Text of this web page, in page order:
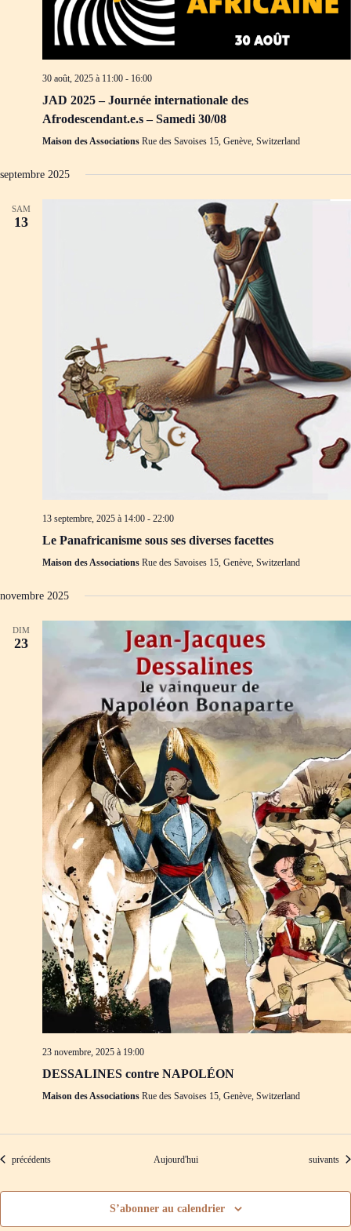
30 août, 2025 à 11:00 - 16:00
JAD 2025 – Journée internationale des
Afrodescendant.e.s – Samedi 30/08
Maison des Associations Rue des Savoises 15, Genève, Switzerland
septembre 2025
SAM
13
13 septembre, 2025 à 14:00 - 22:00
Le Panafricanisme sous ses diverses facettes
Maison des Associations Rue des Savoises 15, Genève, Switzerland
novembre 2025
DIM
23
23 novembre, 2025 à 19:00
DESSALINES contre NAPOLÉON
Maison des Associations Rue des Savoises 15, Genève, Switzerland
Évènements
précédents Aujourd'hui suivants
S’abonner au calendrier